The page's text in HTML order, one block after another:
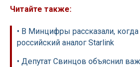
Читайте также:
• В Минцифры рассказали, когда
российский аналог Starlink
• Депутат Свинцов объяснил